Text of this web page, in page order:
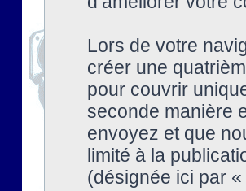
Lors de votre
créer une
pour couvrir
seconde manière
envoyez et que
limité à la
(désignée ici par